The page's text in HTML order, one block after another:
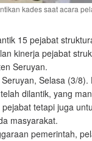
kades saat acara
15 pejabat
kinerja pejabat
Seruyan.
Selasa (3/
dilantik, yang
tetapi juga
masyarakat.
pemerintah,